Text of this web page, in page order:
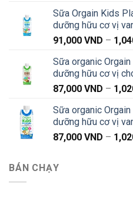
Sữa Orgain Kids
dưỡng hữu cơ vị
91,000 VND –
Sữa organic
dưỡng hữu cơ vị
87,000 VND –
Sữa organic
dưỡng hữu cơ vị
87,000 VND –
BÁN CHẠY